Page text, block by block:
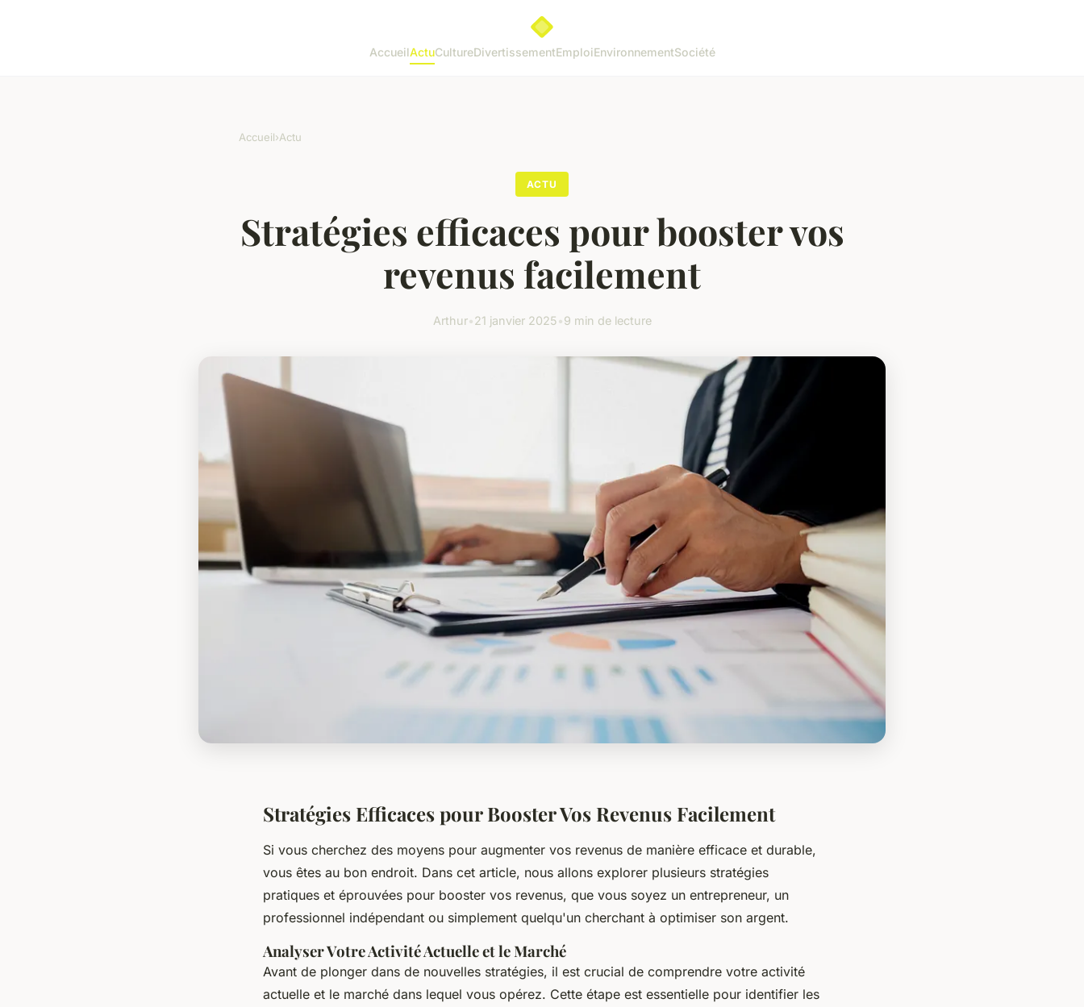
AccueilActuCultureDivertissementEmploiEnvironnementSociété
Accueil›Actu
ACTU
Stratégies efficaces pour booster vos
revenus facilement
Arthur•21 janvier 2025•9 min de lecture
Stratégies Efficaces pour Booster Vos Revenus Facilement
Si vous cherchez des moyens pour augmenter vos revenus de manière efficace et durable,
vous êtes au bon endroit. Dans cet article, nous allons explorer plusieurs stratégies
pratiques et éprouvées pour booster vos revenus, que vous soyez un entrepreneur, un
professionnel indépendant ou simplement quelqu'un cherchant à optimiser son argent.
Analyser Votre Activité Actuelle et le Marché
Avant de plonger dans de nouvelles stratégies, il est crucial de comprendre votre activité
actuelle et le marché dans lequel vous opérez. Cette étape est essentielle pour identifier les